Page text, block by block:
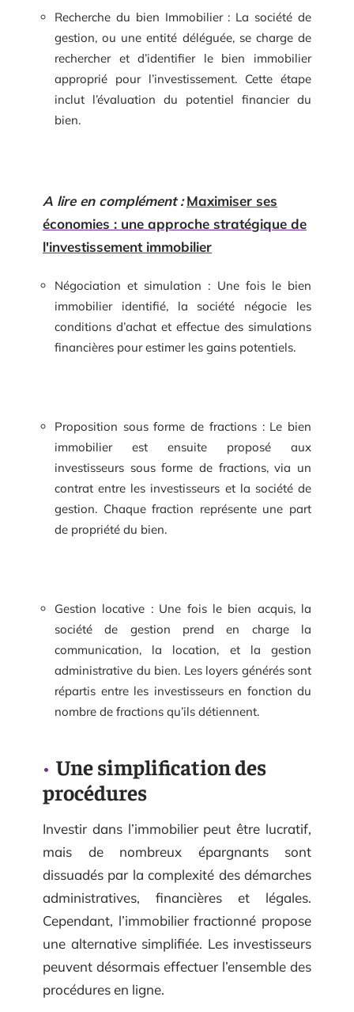
Recherche du bien Immobilier : La société de
gestion, ou une entité déléguée, se charge de
rechercher et d’identifier le bien immobilier
approprié pour l’investissement. Cette étape
inclut l’évaluation du potentiel financier du
bien.
A lire en complément : Maximiser ses
économies : une approche stratégique de
l'investissement immobilier
Négociation et simulation : Une fois le bien
immobilier identifié, la société négocie les
conditions d’achat et effectue des simulations
financières pour estimer les gains potentiels.
Proposition sous forme de fractions : Le bien
immobilier est ensuite proposé aux
investisseurs sous forme de fractions, via un
contrat entre les investisseurs et la société de
gestion. Chaque fraction représente une part
de propriété du bien.
Gestion locative : Une fois le bien acquis, la
société de gestion prend en charge la
communication, la location, et la gestion
administrative du bien. Les loyers générés sont
répartis entre les investisseurs en fonction du
nombre de fractions qu’ils détiennent.
Une simplification des
procédures
Investir dans l’immobilier peut être lucratif,
mais de nombreux épargnants sont
dissuadés par la complexité des démarches
administratives, financières et légales.
Cependant, l’immobilier fractionné propose
une alternative simplifiée. Les investisseurs
peuvent désormais effectuer l’ensemble des
procédures en ligne.